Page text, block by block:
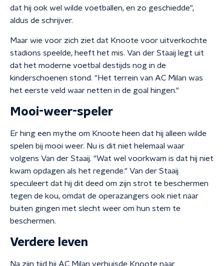
dat hij ook wel wilde voetballen, en zo geschiedde",
aldus de schrijver.
Maar wie voor zich ziet dat Knoote voor uitverkochte
stadions speelde, heeft het mis. Van der Staaij legt uit
dat het moderne voetbal destijds nog in de
kinderschoenen stond. "Het terrein van AC Milan was
het eerste veld waar netten in de goal hingen."
Mooi-weer-speler
Er hing een mythe om Knoote heen dat hij alleen wilde
spelen bij mooi weer. Nu is dit niet helemaal waar
volgens Van der Staaij. "Wat wel voorkwam is dat hij niet
kwam opdagen als het regende." Van der Staaij
speculeert dat hij dit deed om zijn strot te beschermen
tegen de kou, omdat de operazangers ook niet naar
buiten gingen met slecht weer om hun stem te
beschermen.
Verdere leven
Na zijn tijd bij AC Milan verhuisde Knoote naar